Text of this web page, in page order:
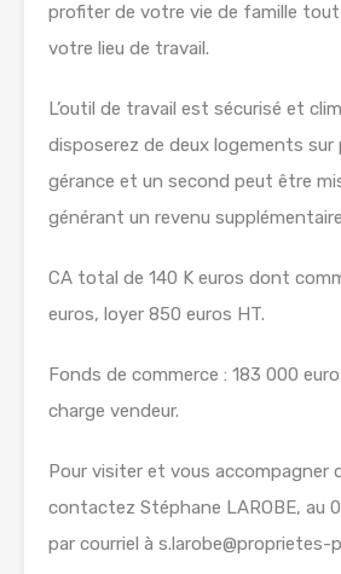
profiter de votre vie de famille
votre lieu de travail.
L’outil de travail est sécurisé et
disposerez de deux logements sur
gérance et un second peut être
générant un revenu
CA total de 140 K euros dont
euros, loyer 850 euros HT.
Fonds de commerce : 183 000
charge vendeur.
Pour visiter et vous accompagner
contactez Stéphane LAROBE, au
par courriel à s.larobe@proprietes-